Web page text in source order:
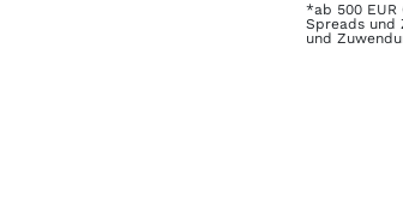
*ab 500
Spreads und
und